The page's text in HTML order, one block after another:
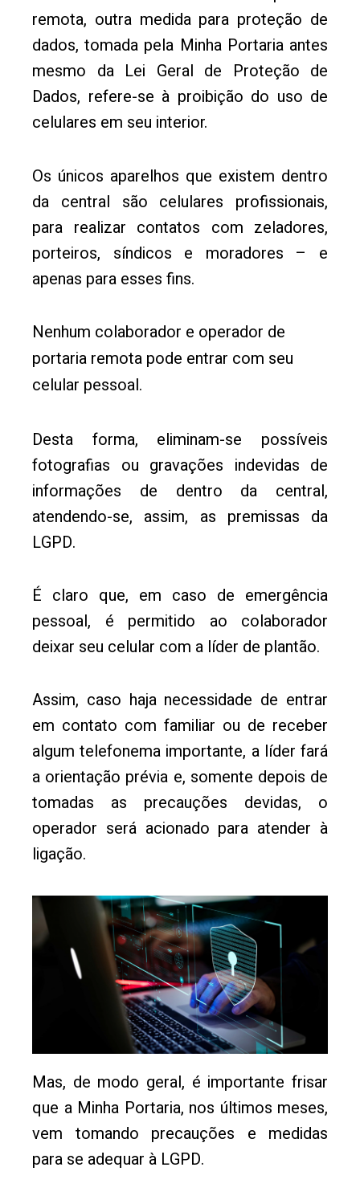
remota, outra medida para proteção de
dados, tomada pela Minha Portaria antes
mesmo da Lei Geral de Proteção de
Dados, refere-se à proibição do uso de
celulares em seu interior.
Os únicos aparelhos que existem dentro
da central são celulares profissionais,
para realizar contatos com zeladores,
porteiros, síndicos e moradores – e
apenas para esses fins.
Nenhum colaborador e operador de
portaria remota pode entrar com seu
celular pessoal.
Desta forma, eliminam-se possíveis
fotografias ou gravações indevidas de
informações de dentro da central,
atendendo-se, assim, as premissas da
LGPD.
É claro que, em caso de emergência
pessoal, é permitido ao colaborador
deixar seu celular com a líder de plantão.
Assim, caso haja necessidade de entrar
em contato com familiar ou de receber
algum telefonema importante, a líder fará
a orientação prévia e, somente depois de
tomadas as precauções devidas, o
operador será acionado para atender à
ligação.
Mas, de modo geral, é importante frisar
que a Minha Portaria, nos últimos meses,
vem tomando precauções e medidas
para se adequar à LGPD.